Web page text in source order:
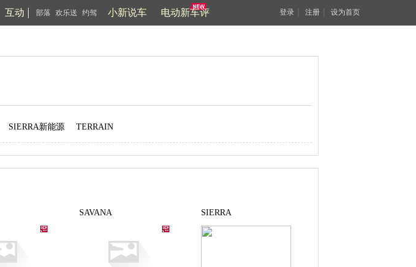
互动 部落 欢乐送 约驾 小新说车 电动新车评 登录 注册 设为首页
SIERRA新能源 TERRAIN
SAVANA SIERRA